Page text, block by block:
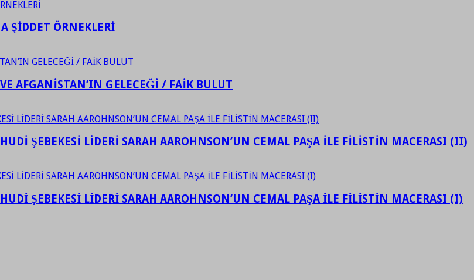
ŞİDDET ÖRNEKLERİ
AFGANİSTAN’IN GELECEĞİ / FAİK BULUT
ŞEBEKESİ LİDERİ SARAH AAROHNSON’UN CEMAL PAŞA İLE FİLİSTİN MACERASI (II)
ŞEBEKESİ LİDERİ SARAH AAROHNSON’UN CEMAL PAŞA İLE FİLİSTİN MACERASI (I)